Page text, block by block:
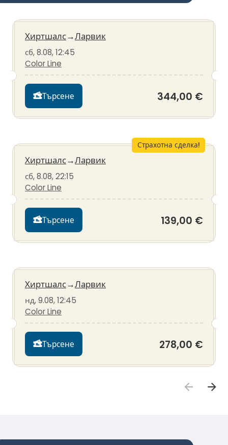
Хиртшалс→Ларвик
сб, 8.08, 12:45
Color Line
Търсене 344,00 €
Страхотна сделка!
Хиртшалс→Ларвик
сб, 8.08, 22:15
Color Line
Търсене 139,00 €
Хиртшалс→Ларвик
нд, 9.08, 12:45
Color Line
Търсене 278,00 €